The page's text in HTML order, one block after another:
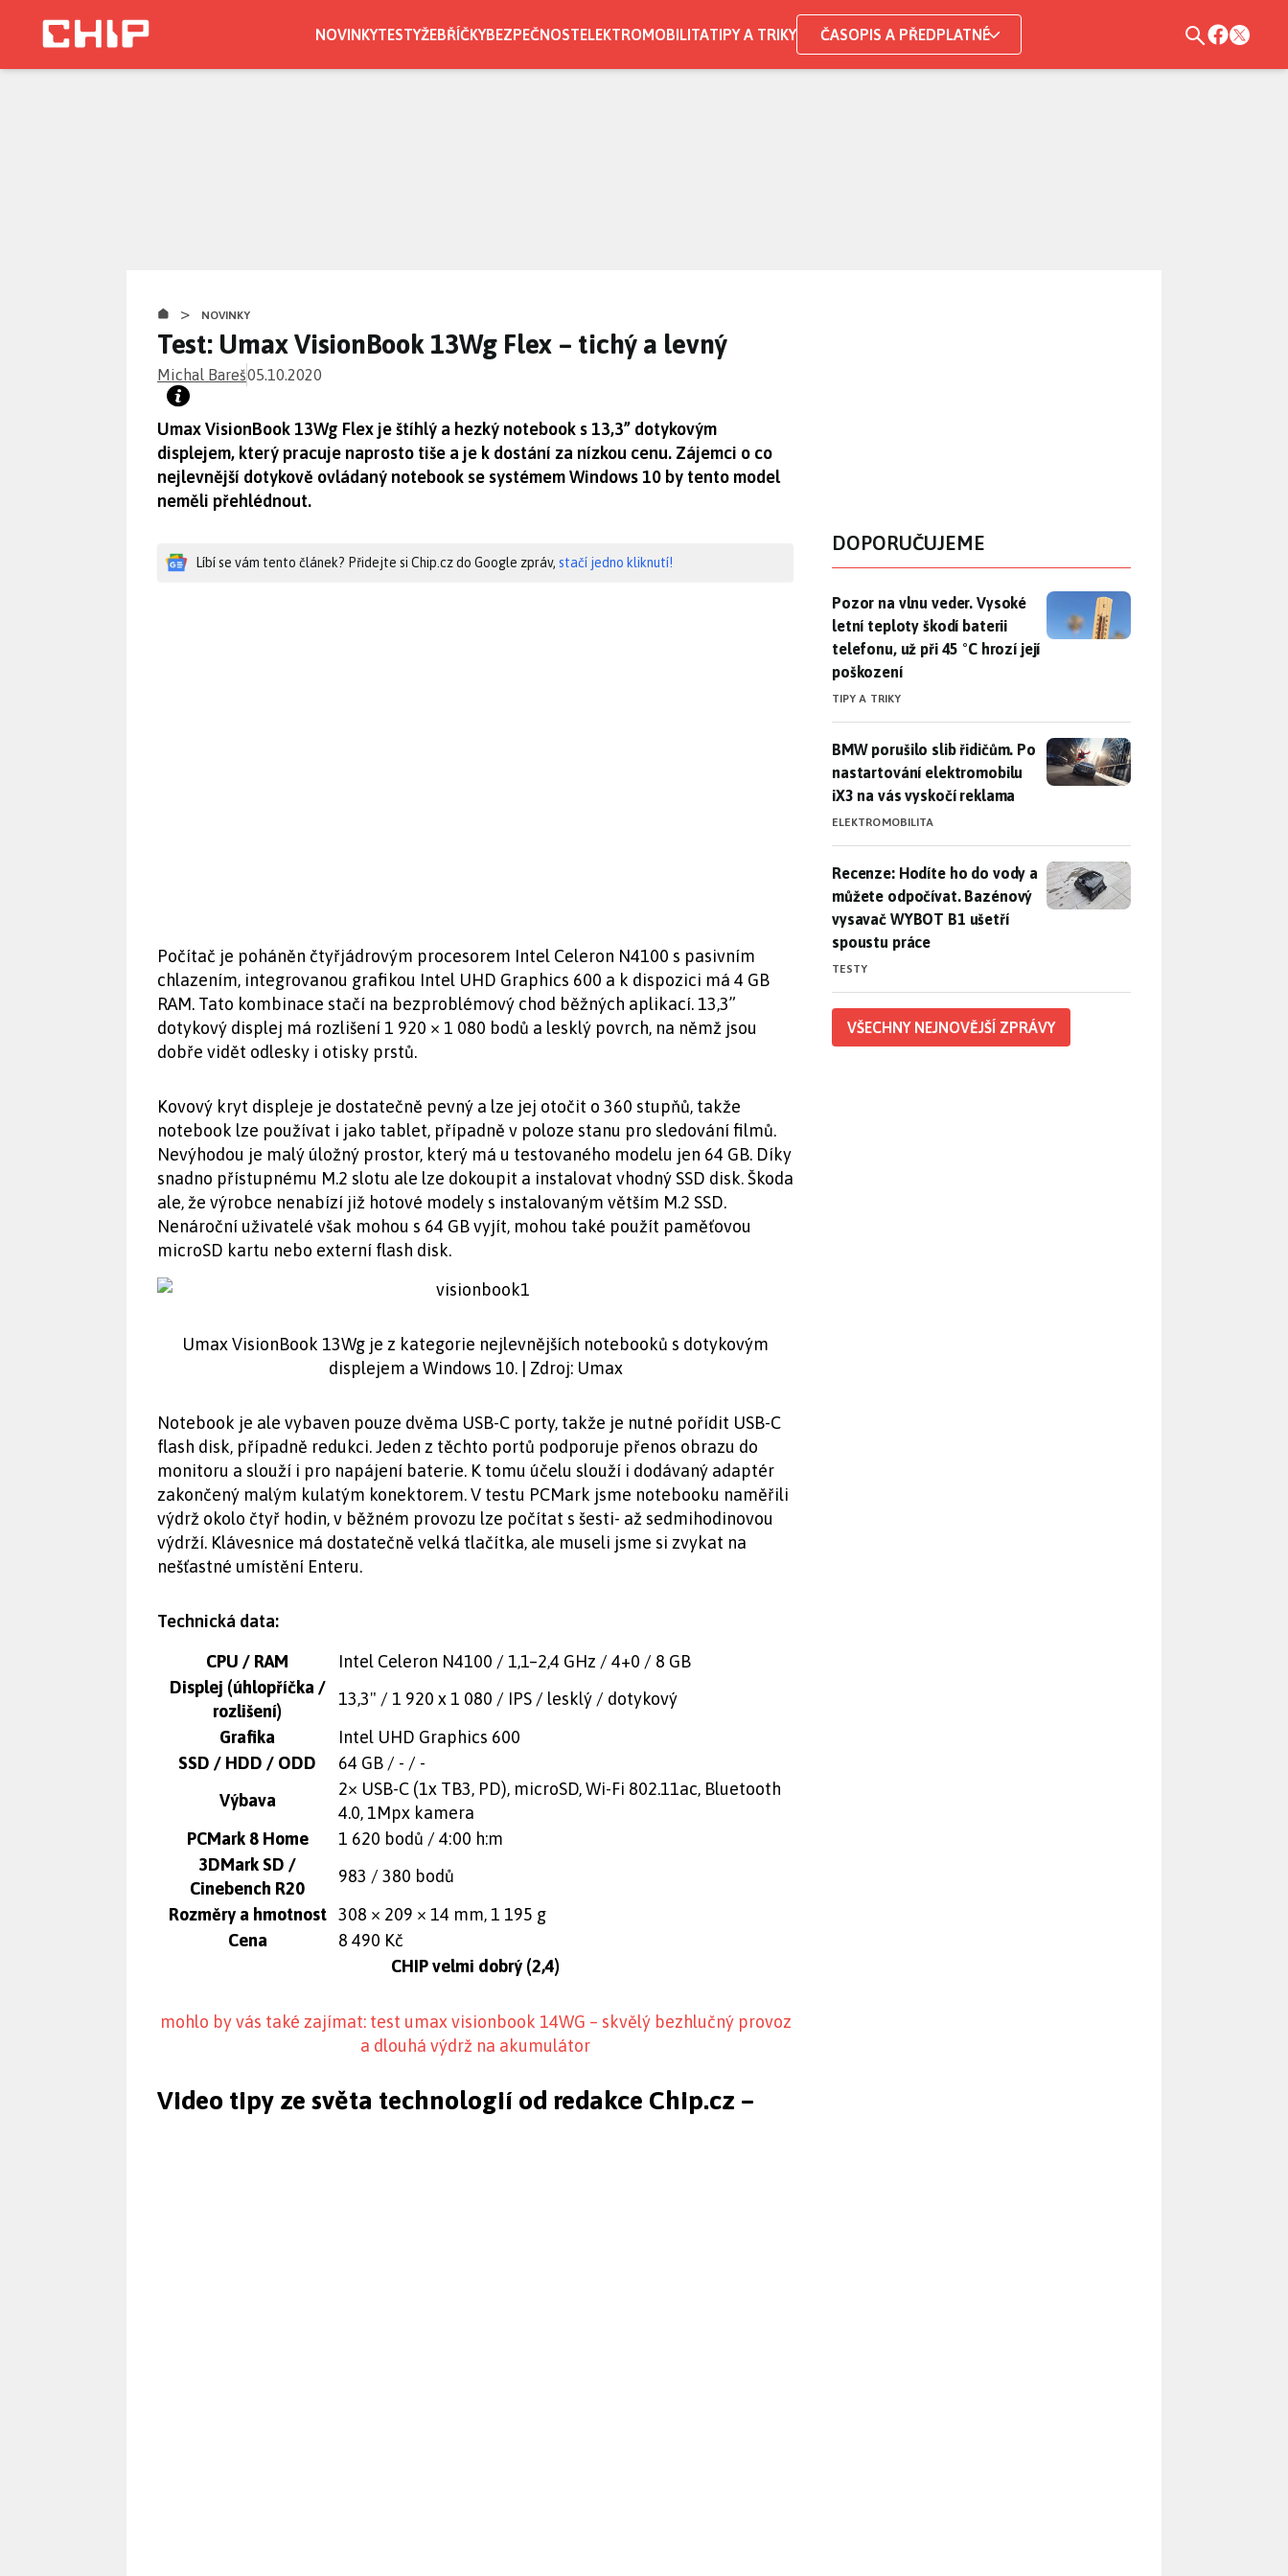
NOVINKYTESTYŽEBŘÍČKYBEZPEČNOSTELEKTROMOBILITATIPY A TRIKY ČASOPIS A PŘEDPLATNÉ
> NOVINKY
Test: Umax VisionBook 13Wg Flex – tichý a levný
Michal Bareš05.10.2020
Umax VisionBook 13Wg Flex je štíhlý a hezký notebook s 13,3” dotykovým
displejem, který pracuje naprosto tiše a je k dostání za nízkou cenu. Zájemci o co
nejlevnější dotykově ovládaný notebook se systémem Windows 10 by tento model
neměli přehlédnout.
Líbí se vám tento článek? Přidejte si Chip.cz do Google zpráv, stačí jedno kliknutí!
Počítač je poháněn čtyřjádrovým procesorem Intel Celeron N4100 s pasivním
chlazením, integrovanou grafikou Intel UHD Graphics 600 a k dispozici má 4 GB
RAM. Tato kombinace stačí na bezproblémový chod běžných aplikací. 13,3”
dotykový displej má rozlišení 1 920 × 1 080 bodů a lesklý povrch, na němž jsou
dobře vidět odlesky i otisky prstů.
Kovový kryt displeje je dostatečně pevný a lze jej otočit o 360 stupňů, takže
notebook lze používat i jako tablet, případně v poloze stanu pro sledování filmů.
Nevýhodou je malý úložný prostor, který má u testovaného modelu jen 64 GB. Díky
snadno přístupnému M.2 slotu ale lze dokoupit a instalovat vhodný SSD disk. Škoda
ale, že výrobce nenabízí již hotové modely s instalovaným větším M.2 SSD.
Nenároční uživatelé však mohou s 64 GB vyjít, mohou také použít paměťovou
microSD kartu nebo externí flash disk.
Umax VisionBook 13Wg je z kategorie nejlevnějších notebooků s dotykovým
displejem a Windows 10. | Zdroj: Umax
Notebook je ale vybaven pouze dvěma USB-C porty, takže je nutné pořídit USB-C
flash disk, případně redukci. Jeden z těchto portů podporuje přenos obrazu do
monitoru a slouží i pro napájení baterie. K tomu účelu slouží i dodávaný adaptér
zakončený malým kulatým konektorem. V testu PCMark jsme notebooku naměřili
výdrž okolo čtyř hodin, v běžném provozu lze počítat s šesti- až sedmihodinovou
výdrží. Klávesnice má dostatečně velká tlačítka, ale museli jsme si zvykat na
nešťastné umístění Enteru.
Technická data:
CPU / RAM
Intel Celeron N4100 / 1,1–2,4 GHz / 4+0 / 8 GB
Displej (úhlopříčka /
rozlišení)
13,3" / 1 920 x 1 080 / IPS / lesklý / dotykový
Grafika
Intel UHD Graphics 600
SSD / HDD / ODD
64 GB / - / -
Výbava
2× USB-C (1x TB3, PD), microSD, Wi-Fi 802.11ac, Bluetooth
4.0, 1Mpx kamera
PCMark 8 Home
1 620 bodů / 4:00 h:m
3DMark SD /
Cinebench R20
983 / 380 bodů
Rozměry a hmotnost 308 × 209 × 14 mm, 1 195 g
Cena
8 490 Kč
CHIP velmi dobrý (2,4)
mohlo by vás také zajímat: test umax visionbook 14WG – skvělý bezhlučný provoz
a dlouhá výdrž na akumulátor
Video tipy ze světa technologií od redakce Chip.cz –
DOPORUČUJEME
Pozor na vlnu veder. Vysoké letní teploty škodí baterii telefonu,
Pozor na vlnu veder. Vysoké
letní teploty škodí baterii
telefonu, už při 45 °C hrozí její
poškození
TIPY A TRIKY
BMW porušilo slib řidičům. Po nastartování elektromobilu iX3 na
BMW porušilo slib řidičům. Po
nastartování elektromobilu
iX3 na vás vyskočí reklama
ELEKTROMOBILITA
Recenze: Hodíte ho do vody a můžete odpočívat. Bazénový
Recenze: Hodíte ho do vody a
můžete odpočívat. Bazénový
vysavač WYBOT B1 ušetří
spoustu práce
TESTY
VŠECHNY NEJNOVĚJŠÍ ZPRÁVY